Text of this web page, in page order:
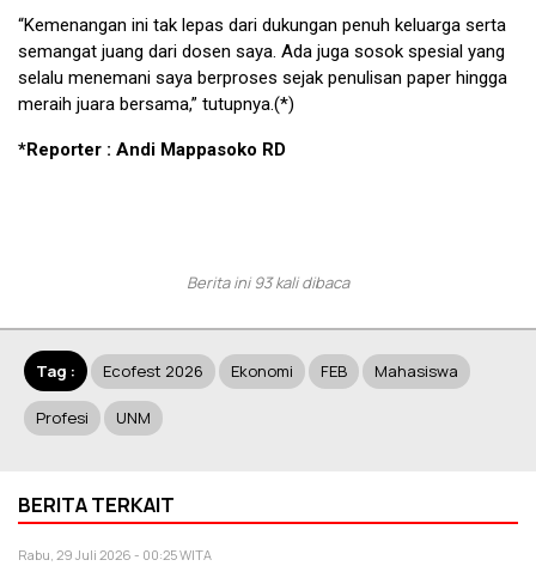
“Kemenangan ini tak lepas dari dukungan penuh keluarga serta
semangat juang dari dosen saya. Ada juga sosok spesial yang
selalu menemani saya berproses sejak penulisan paper hingga
meraih juara bersama,” tutupnya.(*)
*Reporter : Andi Mappasoko RD
Berita ini 93 kali dibaca
Tag : Ecofest 2026 Ekonomi FEB Mahasiswa
Profesi UNM
BERITA TERKAIT
Rabu, 29 Juli 2026 - 00:25 WITA